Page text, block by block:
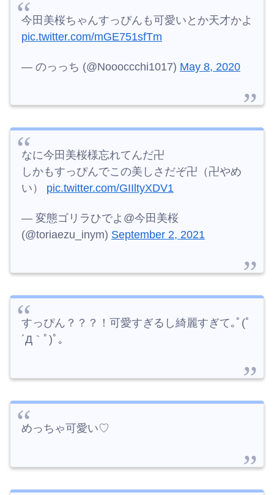
今田美桜ちゃんすっぴんも可愛いとか天才かよ
pic.twitter.com/mGE751sfTm
— のっっち (@Noooccchi1017) May 8, 2020
なに今田美桜様忘れてんだ卍
しかもすっぴんでこの美しさだぞ卍（卍やめ
い） pic.twitter.com/GIIltyXDV1
— 変態ゴリラひでよ@今田美桜
(@toriaezu_inym) September 2, 2021
すっぴん？？？！可愛すぎるし綺麗すぎて｡ﾟ(ﾟ
´Д｀ﾟ)ﾟ｡
めっちゃ可愛い♡